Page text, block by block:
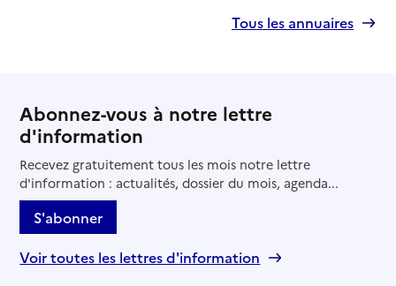
Tous les annuaires
Abonnez-vous à notre lettre
d'information
Recevez gratuitement tous les mois notre lettre
d'information : actualités, dossier du mois, agenda...
S'abonner
Voir toutes les lettres d'information